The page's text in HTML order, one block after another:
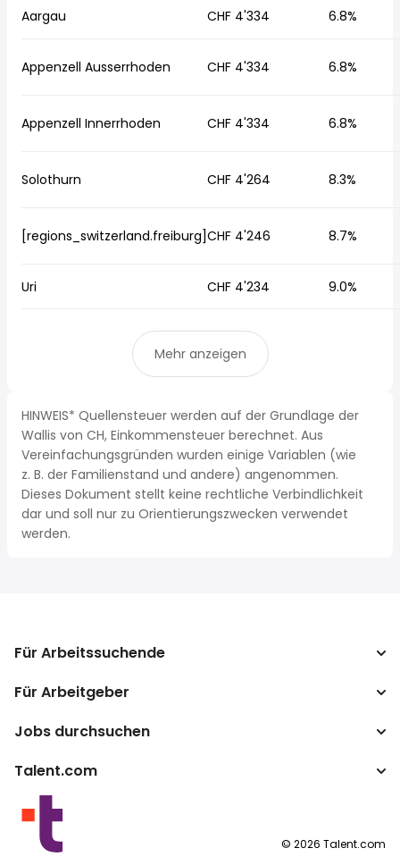
Aargau CHF 4'334 6.8%
Appenzell Ausserrhoden CHF 4'334 6.8%
Appenzell Innerrhoden CHF 4'334 6.8%
Solothurn CHF 4'264 8.3%
[regions_switzerland.freiburg]CHF 4'246 8.7%
Uri CHF 4'234 9.0%
Mehr anzeigen
HINWEIS* Quellensteuer werden auf der Grundlage der
Wallis von CH, Einkommensteuer berechnet. Aus
Vereinfachungsgründen wurden einige Variablen (wie
z. B. der Familienstand und andere) angenommen.
Dieses Dokument stellt keine rechtliche Verbindlichkeit
dar und soll nur zu Orientierungszwecken verwendet
werden.
Für Arbeitssuchende
Jobs suchen
Lohnumrechner
Für Arbeitgeber
Unternehmen
Jobs durchsuchen
Top-Suchanfragen
Nach Standort
By category
Talent.com
Mehr Länder
Nutzungsbedingungen
© 2026 Talent.com